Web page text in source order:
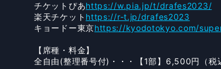
チケットぴあhttps://w.pia.jp/t/drafes2023/
楽天チケット https://r-t.jp/drafes2023
キョードー東京https://kyodotokyo.com/
【席種・料金】
全自由(整理番号付)・・・【1部】6,500円（税